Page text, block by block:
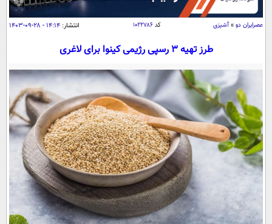
اقتصاد
اقتصادی
جامعه
حوادث
سلامت
یک برش دانایی
محیط زیست
سفر و تفریح
بین الملل
سیاست خارجی
فرهنگ و هنر
علم و دانش
فناوری و It
علمی
اخبار کریپتو
قرآن
گوناگون
سرگرمی
باشگاه مغز
فیلم
اقتصاد
عصر ایران 2
عصرايران دو »آشپزی کد۱۰۲۲۷۸۶ انتشار: ۱۴:۱۴ - ۲۸-۰۹-۱۴۰۳
طرز تهیه 3 رسپی رژیمی کینوا برای لاغری